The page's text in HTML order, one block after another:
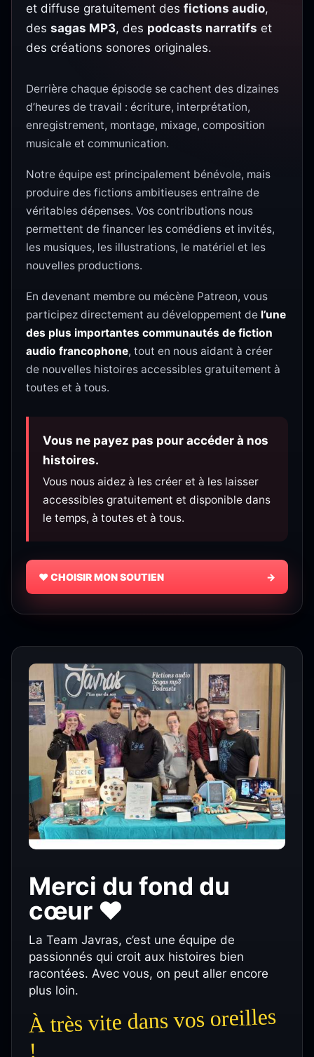
et diffuse gratuitement des fictions audio,
des sagas MP3, des podcasts narratifs et
des créations sonores originales.
Derrière chaque épisode se cachent des dizaines
d’heures de travail : écriture, interprétation,
enregistrement, montage, mixage, composition
musicale et communication.
Notre équipe est principalement bénévole, mais
produire des fictions ambitieuses entraîne de
véritables dépenses. Vos contributions nous
permettent de financer les comédiens et invités,
les musiques, les illustrations, le matériel et les
nouvelles productions.
En devenant membre ou mécène Patreon, vous
participez directement au développement de l’une
des plus importantes communautés de fiction
audio francophone, tout en nous aidant à créer
de nouvelles histoires accessibles gratuitement à
toutes et à tous.
Vous ne payez pas pour accéder à nos
histoires.
Vous nous aidez à les créer et à les laisser
accessibles gratuitement et disponible dans
le temps, à toutes et à tous.
♥ CHOISIR MON SOUTIEN →
Merci du fond du
cœur ❤️
La Team Javras, c’est une équipe de
passionnés qui croit aux histoires bien
racontées. Avec vous, on peut aller encore
plus loin.
À très vite dans vos oreilles
!